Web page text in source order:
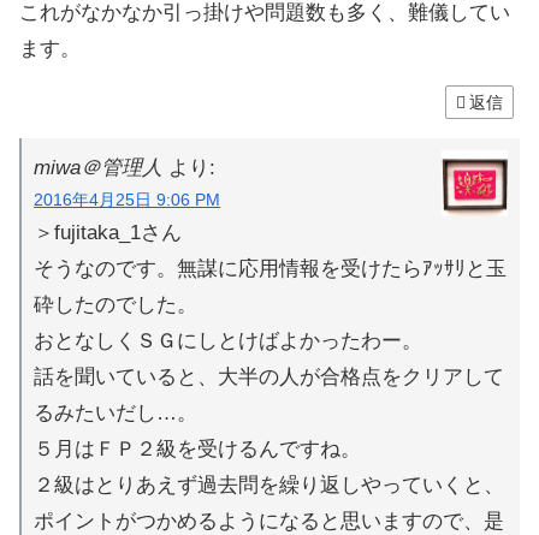
これがなかなか引っ掛けや問題数も多く、難儀してい
ます。
返信
miwa＠管理人 より:
2016年4月25日 9:06 PM
＞fujitaka_1さん
そうなのです。無謀に応用情報を受けたらｱｯｻﾘと玉
砕したのでした。
おとなしくＳＧにしとけばよかったわー。
話を聞いていると、大半の人が合格点をクリアして
るみたいだし…。
５月はＦＰ２級を受けるんですね。
２級はとりあえず過去問を繰り返しやっていくと、
ポイントがつかめるようになると思いますので、是